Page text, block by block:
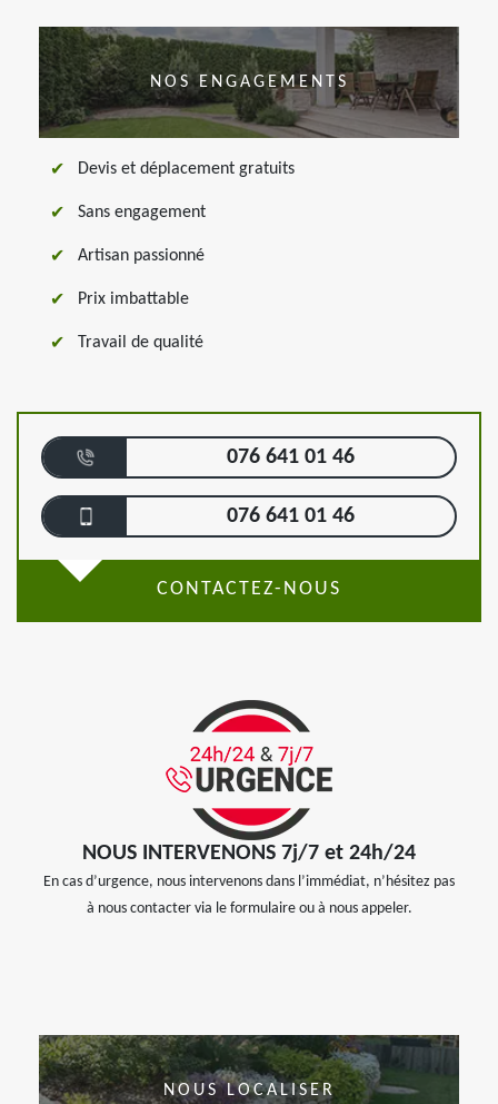
NOS ENGAGEMENTS
Devis et déplacement gratuits
Sans engagement
Artisan passionné
Prix imbattable
Travail de qualité
076 641 01 46
076 641 01 46
CONTACTEZ-NOUS
NOUS INTERVENONS 7j/7 et 24h/24
En cas d’urgence, nous intervenons dans l’immédiat, n’hésitez pas
à nous contacter via le formulaire ou à nous appeler.
NOUS LOCALISER